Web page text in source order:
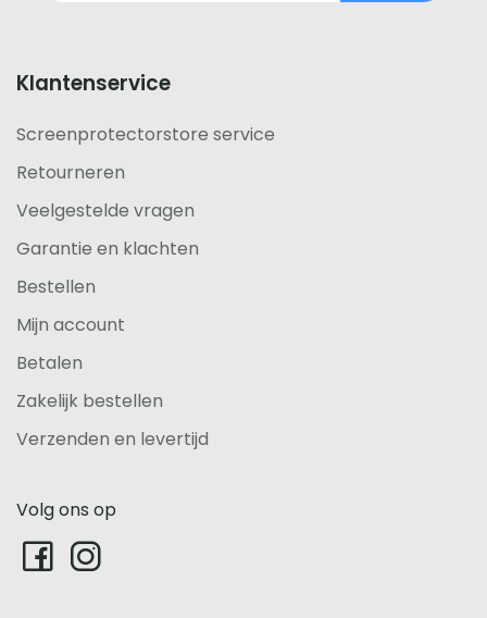
Klantenservice
Screenprotectorstore service
Retourneren
Veelgestelde vragen
Garantie en klachten
Bestellen
Mijn account
Betalen
Zakelijk bestellen
Verzenden en levertijd
Volg ons op